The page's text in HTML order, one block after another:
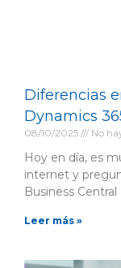
Diferencias
Dynamics
08/10/2025 No
Hoy en día, es
internet y
Business Central
Leer más »